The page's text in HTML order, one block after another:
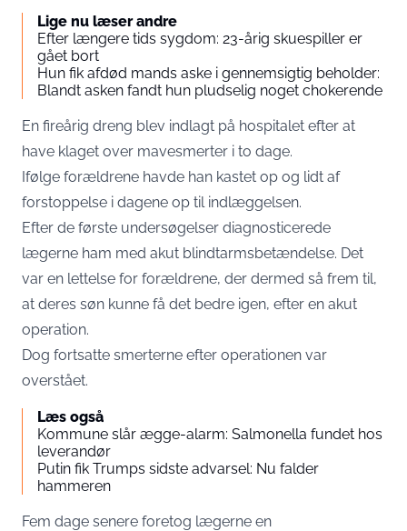
Lige nu læser andre
Efter længere tids sygdom: 23-årig skuespiller er
gået bort
Hun fik afdød mands aske i gennemsigtig beholder:
Blandt asken fandt hun pludselig noget chokerende
En fireårig dreng blev indlagt på hospitalet efter at
have klaget over mavesmerter i to dage.
Ifølge forældrene havde han kastet op og lidt af
forstoppelse i dagene op til indlæggelsen.
Efter de første undersøgelser diagnosticerede
lægerne ham med akut blindtarmsbetændelse. Det
var en lettelse for forældrene, der dermed så frem til,
at deres søn kunne få det bedre igen, efter en akut
operation.
Dog fortsatte smerterne efter operationen var
overstået.
Læs også
Kommune slår ægge-alarm: Salmonella fundet hos
leverandør
Putin fik Trumps sidste advarsel: Nu falder
hammeren
Fem dage senere foretog lægerne en